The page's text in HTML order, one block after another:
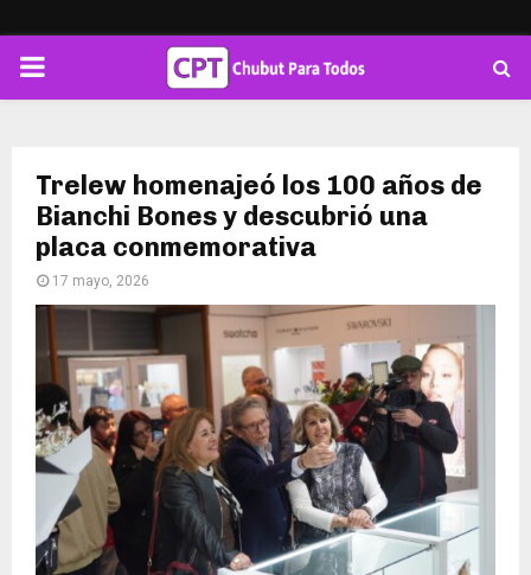
PRIMARY
Trelew homenajeó los 100 años de
Bianchi Bones y descubrió una
placa conmemorativa
17 mayo, 2026